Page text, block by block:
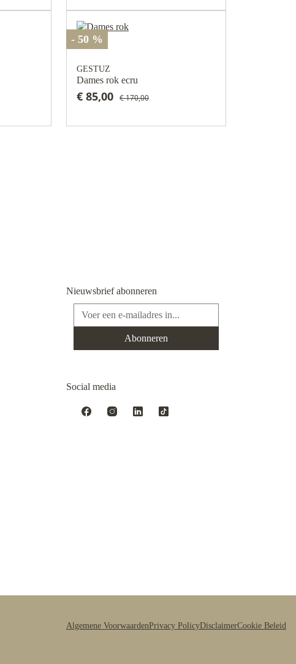
- 50 %
GESTUZ
Dames rok ecru
€ 85,00 € 170,00
Nieuwsbrief abonneren
E-mailadres*
Abonneren
Social media
Algemene VoorwaardenPrivacy PolicyDisclaimerCookie Beleid